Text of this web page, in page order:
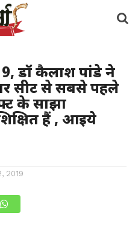
डॉ कैलाश पांडे ने
सीट से सबसे पहले
के साझा
हैं , आइये
2019